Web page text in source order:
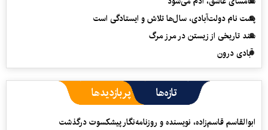
پشت نام دولت‌آبادی، سال‌ها تلاش و ایستادگی است
سند تاریخی از زیستن در مرز مرگ
آبادی درون
تازه‌ها پربازدیدها
ابوالقاسم قاسم‌زاده، نویسنده و روزنامه‌نگار پیشکسوت درگذشت